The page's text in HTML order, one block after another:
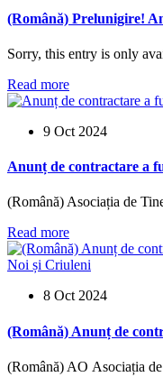
(Română) Prelunigire!
Sorry, this entry is only
Read more
9 Oct 2024
Anunț de contractare a
(Română) Asociația de
Read more
8 Oct 2024
(Română) Anunț de
(Română) AO Asociația